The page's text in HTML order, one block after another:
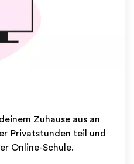
Zuhause aus an
Privatstunden teil und
Online-Schule.